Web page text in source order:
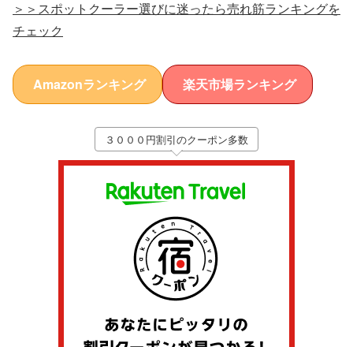
＞＞スポットクーラー選びに迷ったら売れ筋ランキングを
チェック
Amazonランキング 楽天市場ランキング
３０００円割引のクーポン多数